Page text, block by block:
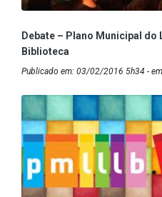
Debate – Plano Municipal
Biblioteca
Publicado em: 03/02/2016 5h34 - em